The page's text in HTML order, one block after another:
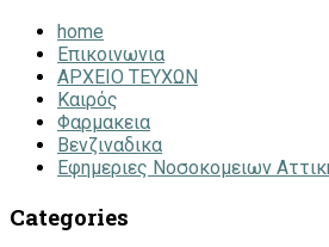
home
Επικοινωνια
ΑΡΧΕΙΟ ΤΕΥΧΩΝ
Καιρός
Φαρμακεια
Βενζιναδικα
Εφημεριες Νοσοκομειων
Categories